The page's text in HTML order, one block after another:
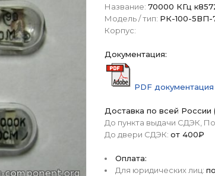
Название: 70000 КГц
Модель / тип: РК-100-
Корпус:
Документация:
PDF документация
Доставка по всей
До пункта выдачи СДЭК,
До двери СДЭК: от 400₽
Оплата:
Для юридических лиц: